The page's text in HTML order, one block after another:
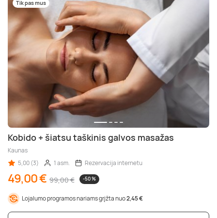
Tik pas mus
Kobido + šiatsu taškinis galvos masažas
Kaunas
5,00 (3)
1 asm. Rezervacija internetu
49,00 € 99,00 € -50 %
Lojalumo programos nariams grįžta nuo2,45 €